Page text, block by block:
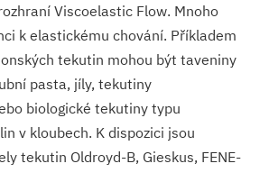
Viscoelastic Flow. Mnoho
k elastickému chování. Příkladem
tekutin mohou být taveniny
pasta, jíly, tekutiny
biologické tekutiny typu
v kloubech. K dispozici jsou
tekutin Oldroyd-B, Gieskus, FENE-